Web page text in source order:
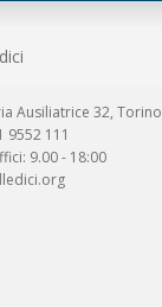
Ausiliatrice 32, Torino
9552 111
9.00 - 18:00